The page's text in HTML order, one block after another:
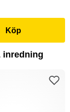
Köp
inredning